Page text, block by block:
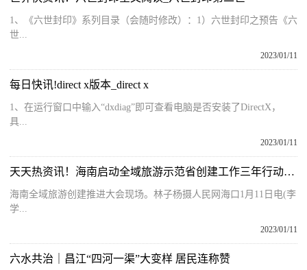
1、《六世封印》系列目录（会随时修改）：1）六世封印之预告《六
世...
2023/01/11
每日快讯!direct x版本_direct x
1、在运行窗口中输入“dxdiag”即可查看电脑是否安装了DirectX，
具...
2023/01/11
天天热资讯！海南启动全域旅游示范省创建工作三年行动计划
海南全域旅游创建推进大会现场。林子杨摄人民网海口1月11日电(李
学...
2023/01/11
六水共治｜昌江“四河一渠”大变样 居民连称赞